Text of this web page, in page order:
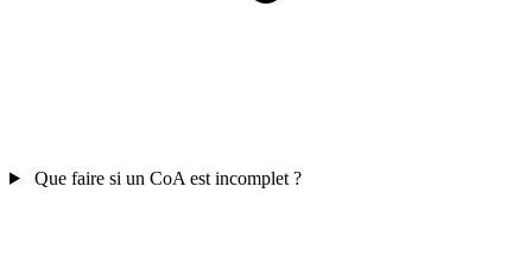
Que faire si un CoA est incomplet ?